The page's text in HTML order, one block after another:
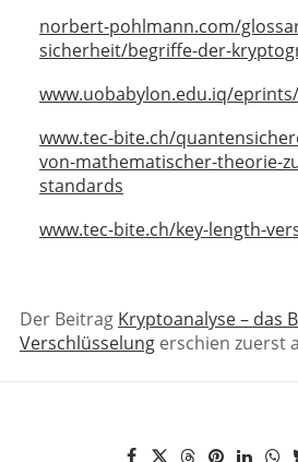
norbert-pohlmann.com/
sicherheit/begriffe-der-
www.uobabylon.edu.iq/
www.tec-bite.ch/
von-mathematischer-theorie-
standards
www.tec-bite.ch/key-length-
Der Beitrag Kryptoanalyse – das
Verschlüsselung erschien zuerst